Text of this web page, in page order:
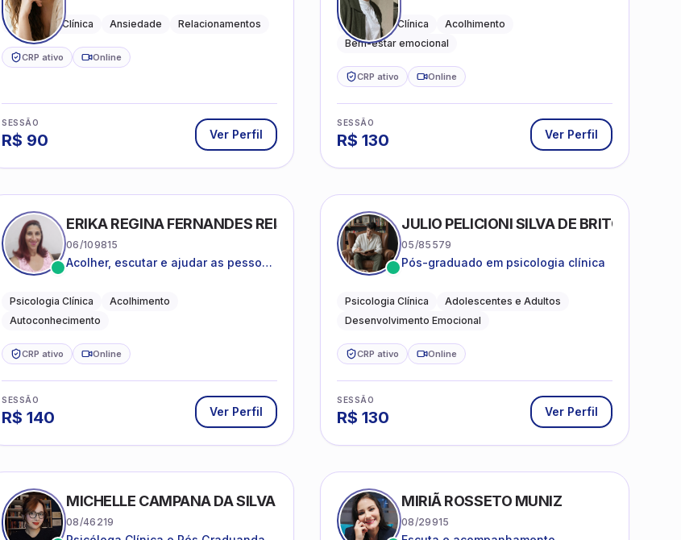
e transições de vida
Psicologia Clínica Ansiedade Relacionamentos
CRP ativo Online
SESSÃO
R$ 90 Ver Perfil
Psicologia Clínica
Acolhimento
Bem-estar emocional
CRP ativo Online
SESSÃO
R$ 130 Ver Perfil
ERIKA REGINA FERNANDES REIS FRIAS
06/109815
Acolher, escutar e ajudar as pessoas
Psicologia Clínica
Acolhimento
Autoconhecimento
CRP ativo Online
SESSÃO
R$ 140 Ver Perfil
JULIO PELICIONI SILVA DE BRITO
05/85579
Pós-graduado em psicologia clínica
Psicologia Clínica
Adolescentes e Adultos
Desenvolvimento Emocional
CRP ativo Online
SESSÃO
R$ 130 Ver Perfil
MICHELLE CAMPANA DA SILVA
08/46219
MIRIÃ ROSSETO MUNIZ
08/29915